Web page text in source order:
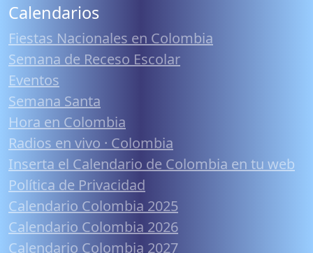
Calendarios
Fiestas Nacionales en Colombia
Semana de Receso Escolar
Eventos
Semana Santa
Hora en Colombia
Radios en vivo · Colombia
Inserta el Calendario de Colombia en tu web
Política de Privacidad
Calendario Colombia 2025
Calendario Colombia 2026
Calendario Colombia 2027